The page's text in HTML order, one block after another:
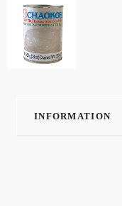
INFORMATION